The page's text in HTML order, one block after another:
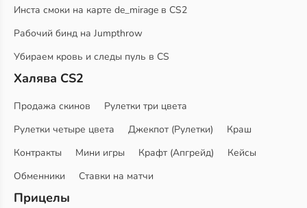
Инста смоки на карте de_mirage в CS2
Рабочий бинд на Jumpthrow
Убираем кровь и следы пуль в CS
Халява CS2
Продажа скинов
Рулетки три цвета
Рулетки четыре цвета
Джекпот (Рулетки)
Краш
Контракты
Мини игры Крафт (Апгрейд)
Кейсы
Обменники
Ставки на матчи
Прицелы